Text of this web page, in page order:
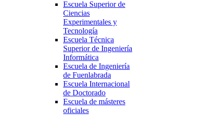
Escuela Superior de
Ciencias
Experimentales y
Tecnología
Escuela Técnica
Superior de Ingeniería
Informática
Escuela de Ingeniería
de Fuenlabrada
Escuela Internacional
de Doctorado
Escuela de másteres
oficiales